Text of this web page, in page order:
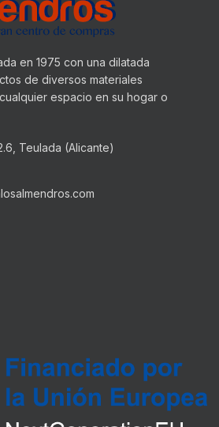
en 1975 con una dilatada
de diversos materiales
espacio en su hogar o
Teulada (Alicante)